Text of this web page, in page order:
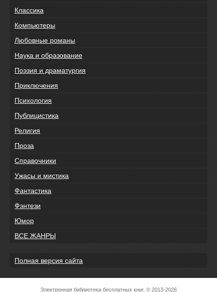
Классика
Компьютеры
Любовные романы
Наука и образование
Поэзия и драматургия
Приключения
Психология
Публицистика
Религия
Проза
Справочники
Ужасы и мистика
Фантастика
Фэнтези
Юмор
ВСЕ ЖАНРЫ
Полная версия сайта
Электронная библиотека бесплатных книг, © 2013-2026